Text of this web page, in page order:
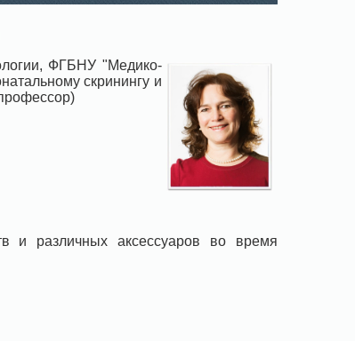
ФГБНУ "Медико-
скринингу и
и различных аксессуаров во время